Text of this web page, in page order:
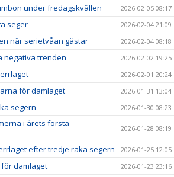
under fredagskvällen 2026-02-05 08:17
seger 2026-02-04 21:09
när serietvåan gästar 2026-02-04 08:18
negativa trenden 2026-02-02 19:25
2026-02-01 20:24
för damlaget 2026-01-31 13:04
segern 2026-01-30 08:23
i årets första
2026-01-28 08:19
efter tredje raka segern 2026-01-25 12:05
damlaget 2026-01-23 23:16